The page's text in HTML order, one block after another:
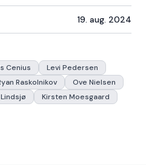
19. aug. 2024
Cenius
Levi Pedersen
Raskolnikov
Ove Nielsen
Kirsten Moesgaard